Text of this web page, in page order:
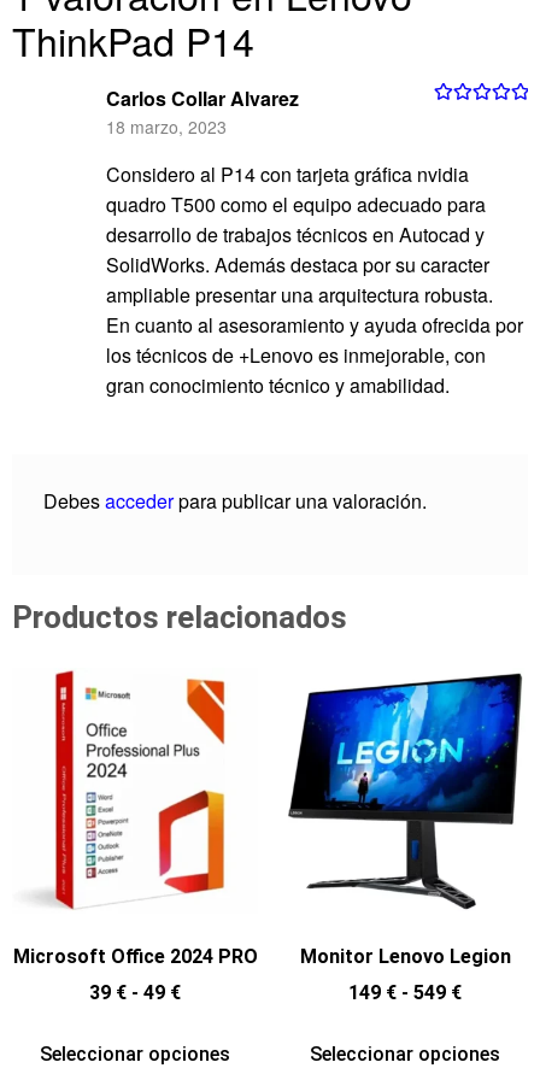
ThinkPad P14
Carlos Collar Alvarez
18 marzo, 2023
Considero al P14 con tarjeta gráfica nvidia
quadro T500 como el equipo adecuado para
desarrollo de trabajos técnicos en Autocad y
SolidWorks. Además destaca por su caracter
ampliable presentar una arquitectura robusta.
En cuanto al asesoramiento y ayuda ofrecida por
los técnicos de +Lenovo es inmejorable, con
gran conocimiento técnico y amabilidad.
Debesaccederpara publicar una valoración.
Productos relacionados
Microsoft Office 2024 PRO
39 € - 49 €
Seleccionar opciones
Monitor Lenovo Legion
149 € - 549 €
Seleccionar opciones